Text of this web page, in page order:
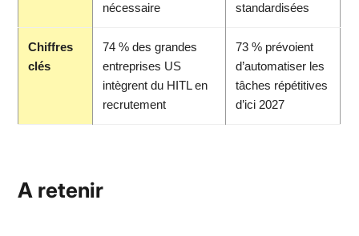
nécessaire
standardisées
Chiffres
clés
74 % des grandes
entreprises US
intègrent du HITL en
recrutement
73 % prévoient
d’automatiser les
tâches répétitives
d’ici 2027
A retenir